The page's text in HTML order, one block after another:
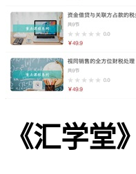
《汇学堂